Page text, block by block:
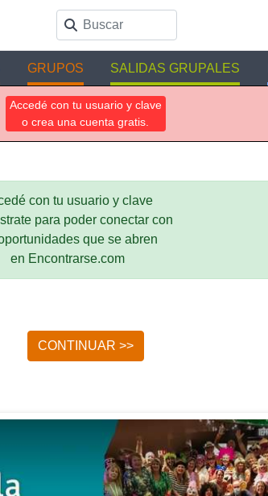
GRUPOS SALIDAS GRUPALES
Accedé con tu usuario y clave
o crea una cuenta gratis.
con tu usuario y clave
para poder conectar con
que se abren
en Encontrarse.com
CONTINUAR >>